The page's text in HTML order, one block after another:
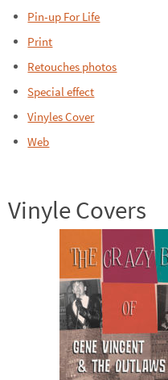
Pin-up For Life
Print
Retouches photos
Special effect
Vinyles Cover
Web
Vinyle Covers